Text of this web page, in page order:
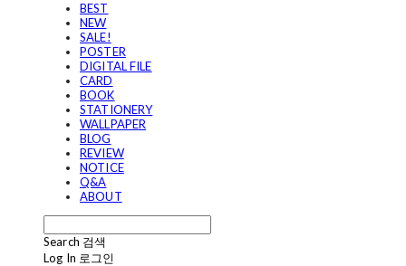
BEST
NEW
SALE!
POSTER
DIGITAL FILE
CARD
BOOK
STATIONERY
WALLPAPER
BLOG
REVIEW
NOTICE
Q&A
ABOUT
Search 검색
Log In 로그인